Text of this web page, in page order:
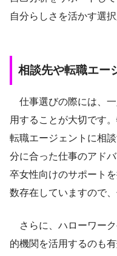
自分らしさを活かす選
相談先や転職エー
仕事選びの際には、
用することが大切です
転職エージェントに相
分に合った仕事のアド
卒女性向けのサポート
数存在していますので
さらに、ハローワー
的機関を活用するのも